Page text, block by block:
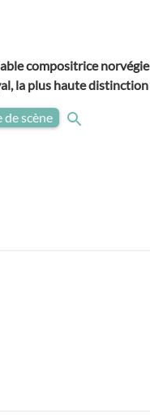
compositrice
la plus haute
scène